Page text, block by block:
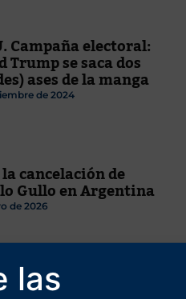
las
Campaña electoral:
Trump se saca dos
ases de la manga
de 2024
cancelación de
Gullo en Argentina
de 2026